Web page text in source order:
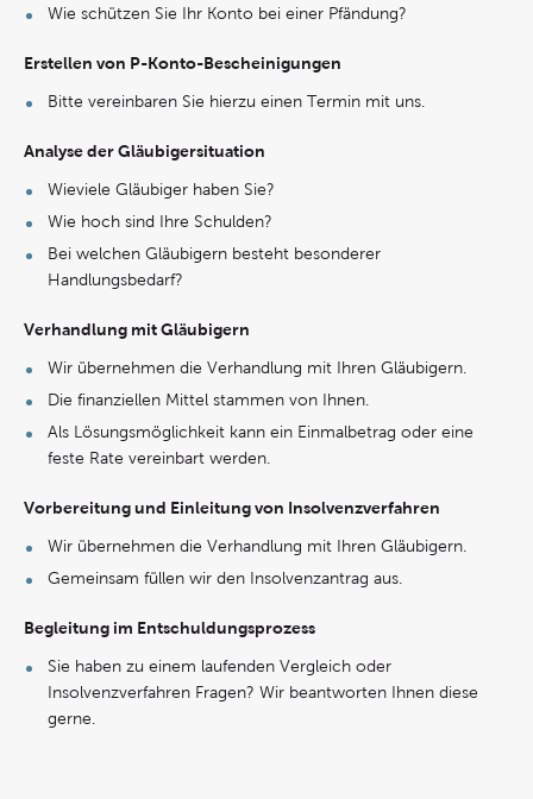
Wie schützen Sie Ihr Konto bei einer Pfändung?
Erstellen von P-Konto-Bescheinigungen
Bitte vereinbaren Sie hierzu einen Termin mit uns.
Analyse der Gläubigersituation
Wieviele Gläubiger haben Sie?
Wie hoch sind Ihre Schulden?
Bei welchen Gläubigern besteht besonderer
Handlungsbedarf?
Verhandlung mit Gläubigern
Wir übernehmen die Verhandlung mit Ihren Gläubigern.
Die finanziellen Mittel stammen von Ihnen.
Als Lösungsmöglichkeit kann ein Einmalbetrag oder eine
feste Rate vereinbart werden.
Vorbereitung und Einleitung von Insolvenzverfahren
Wir übernehmen die Verhandlung mit Ihren Gläubigern.
Gemeinsam füllen wir den Insolvenzantrag aus.
Begleitung im Entschuldungsprozess
Sie haben zu einem laufenden Vergleich oder
Insolvenzverfahren Fragen? Wir beantworten Ihnen diese
gerne.